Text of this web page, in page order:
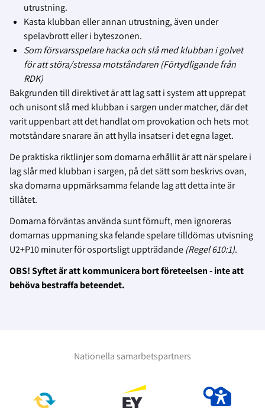
utrustning.
Kasta klubban eller annan utrustning, även under
spelavbrott eller i byteszonen.
Som försvarsspelare hacka och slå med klubban i golvet
för att störa/stressa motståndaren (Förtydligande från
RDK)
Bakgrunden till direktivet är att lag satt i system att upprepat
och unisont slå med klubban i sargen under matcher, där det
varit uppenbart att det handlat om provokation och hets mot
motståndare snarare än att hylla insatser i det egna laget.
De praktiska riktlinjer som domarna erhållit är att när spelare i
lag slår med klubban i sargen, på det sätt som beskrivs ovan,
ska domarna uppmärksamma felande lag att detta inte är
tillåtet.
Domarna förväntas använda sunt förnuft, men ignoreras
domarnas uppmaning ska felande spelare tilldömas utvisning
U2+P10 minuter för osportsligt uppträdande (Regel 610:1).
OBS! Syftet är att kommunicera bort företeelsen - inte att
behöva bestraffa beteendet.
Nationella samarbetspartners